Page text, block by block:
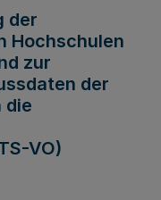
der
Hochschulen
zur
der
die
VO)